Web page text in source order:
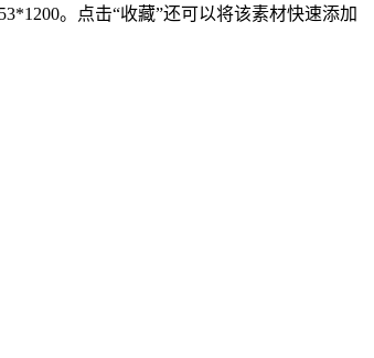
。点击“收藏”还可以将该素材快速添加